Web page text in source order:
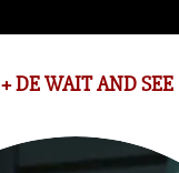
+ DE WAIT AND SEE